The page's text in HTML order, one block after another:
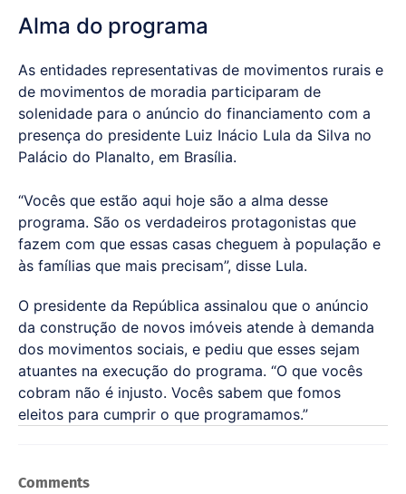
Alma do programa
As entidades representativas de movimentos rurais e
de movimentos de moradia participaram de
solenidade para o anúncio do financiamento com a
presença do presidente Luiz Inácio Lula da Silva no
Palácio do Planalto, em Brasília.
“Vocês que estão aqui hoje são a alma desse
programa. São os verdadeiros protagonistas que
fazem com que essas casas cheguem à população e
às famílias que mais precisam”, disse Lula.
O presidente da República assinalou que o anúncio
da construção de novos imóveis atende à demanda
dos movimentos sociais, e pediu que esses sejam
atuantes na execução do programa. “O que vocês
cobram não é injusto. Vocês sabem que fomos
eleitos para cumprir o que programamos.”
Comments